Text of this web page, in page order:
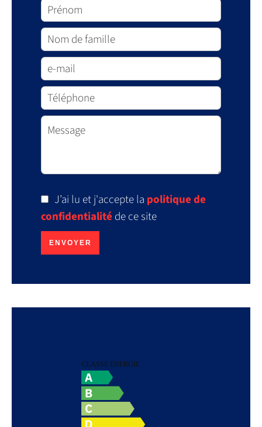
J’ai lu et j'accepte la politique de
confidentialitéde ce site
ENVOYER